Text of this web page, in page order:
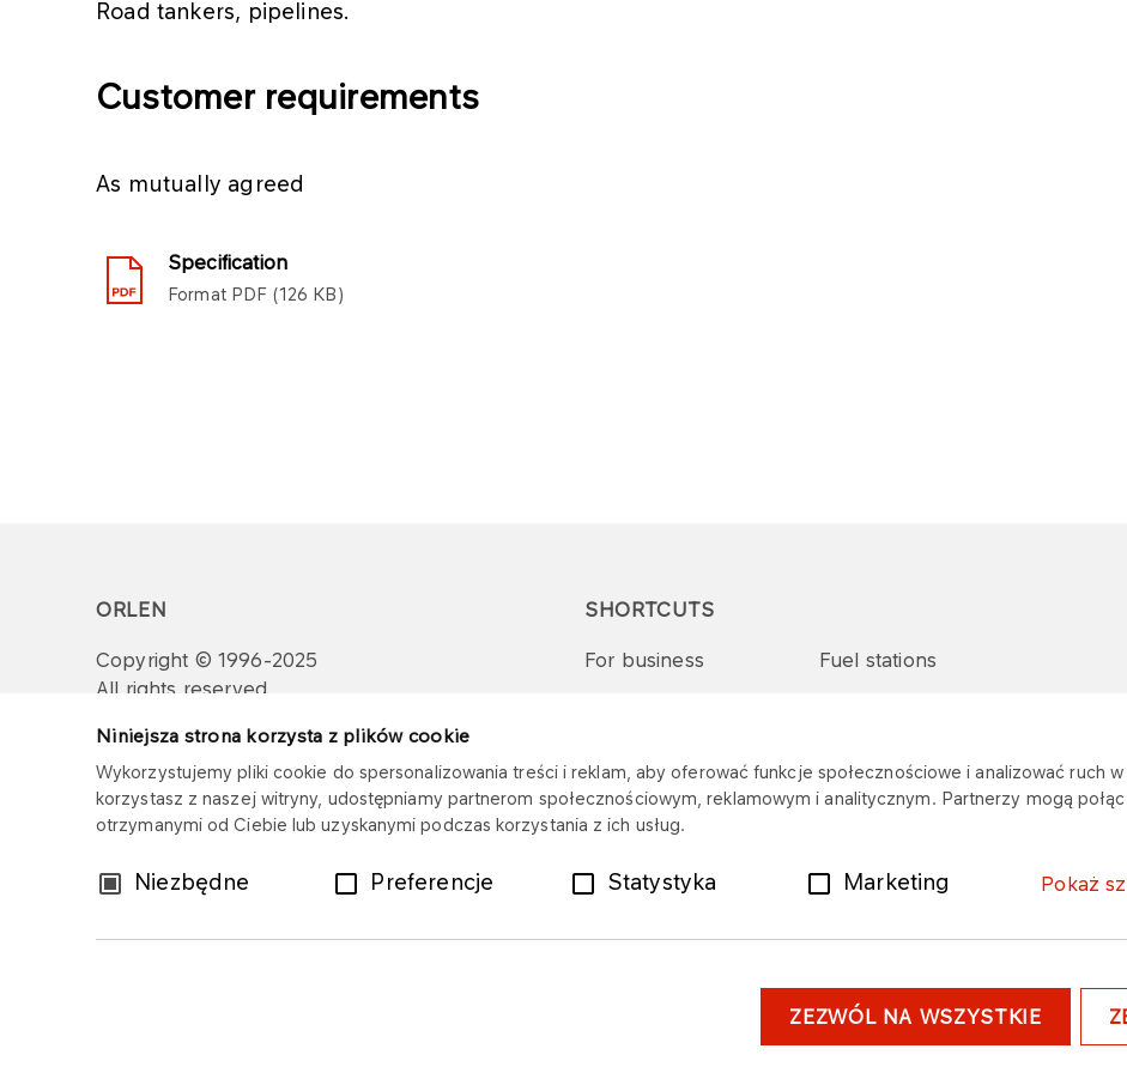
Niniejsza strona korzysta z plików cookie
Wykorzystujemy pliki cookie do spersonalizowania treści i reklam, aby oferować funkcje społecznościowe i analizować ruch
korzystasz z naszej witryny, udostępniamy partnerom społecznościowym, reklamowym i analitycznym. Partnerzy mogą
otrzymanymi od Ciebie lub uzyskanymi podczas korzystania z ich usług.
WybórNiezbędne Preferencje Statystyka Marketing Pokaż
ZEZWÓL NA WSZYSTKIE
Road tankers, pipelines.
Customer requirements
As mutually agreed
Specification
Format PDF 126 KB
ORLEN
Copyright © 1996-2025
All rights reserved
SHORTCUTS
For business Fuel stations